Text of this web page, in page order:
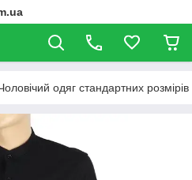
одяг стандартних розмірів